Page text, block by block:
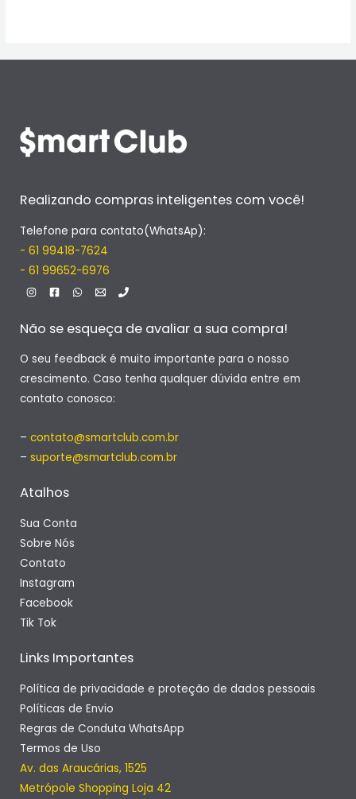
Realizando compras inteligentes com você!
Telefone para contato(WhatsAp):
- 61 99418-7624
- 61 99652-6976
Não se esqueça de avaliar a sua compra!
O seu feedback é muito importante para o nosso
crescimento. Caso tenha qualquer dúvida entre em
contato conosco:
– contato@smartclub.com.br
– suporte@smartclub.com.br
Atalhos
Sua Conta
Sobre Nós
Contato
Instagram
Facebook
Tik Tok
Links Importantes
Política de privacidade e proteção de dados pessoais
Políticas de Envio
Regras de Conduta WhatsApp
Termos de Uso
Av. das Araucárias, 1525
Metrópole Shopping Loja 42